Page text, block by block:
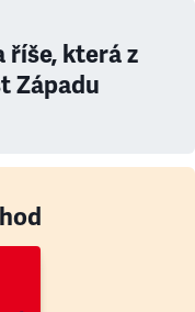
říše, která z
Západu